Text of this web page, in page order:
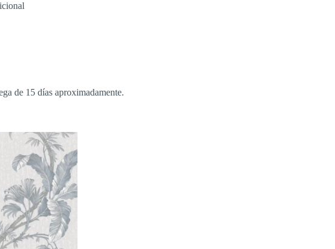
de 15 días aproximadamente.